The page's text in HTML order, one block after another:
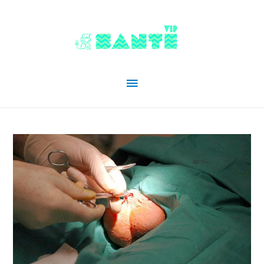
Menu